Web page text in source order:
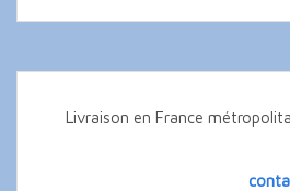
Livraison en France